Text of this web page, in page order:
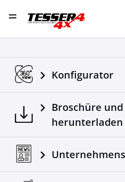
Konfigurator
Broschüre
herunterladen